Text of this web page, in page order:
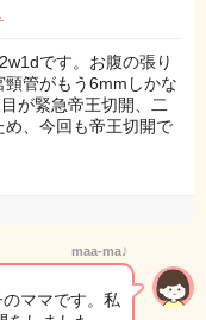
です。お腹の張り
管がもう6mmしかな
が緊急帝王切開、二
め、今回も帝王切開で
maa-ma♪
ママです。私